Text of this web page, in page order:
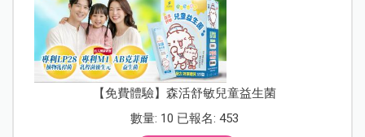
【免費體驗】森活舒敏兒童益生菌
數量: 10 已報名: 453